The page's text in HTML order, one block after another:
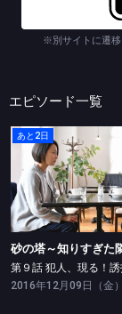
※別サイトに遷移
エピソード一覧
あと2日
砂の塔～知りす
砂の塔～知りすぎた
2016年12月09日（金